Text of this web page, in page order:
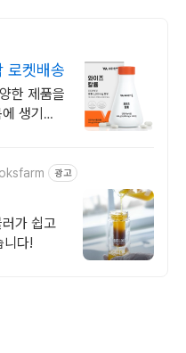
로켓배송
한 제품을
생기를
광고
가 쉽고
니다!